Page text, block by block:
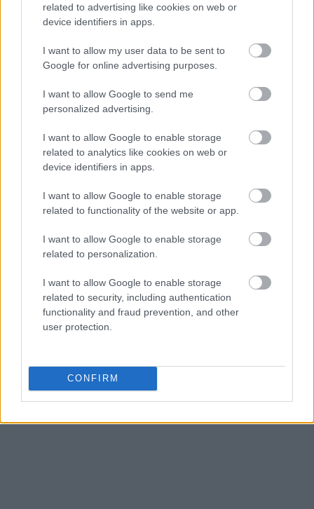
related to advertising like cookies on web or
device identifiers in apps.
I want to allow my user data to be sent to
Google for online advertising purposes.
I want to allow Google to send me
personalized advertising.
I want to allow Google to enable storage
related to analytics like cookies on web or
device identifiers in apps.
I want to allow Google to enable storage
related to functionality of the website or app.
I want to allow Google to enable storage
related to personalization.
I want to allow Google to enable storage
related to security, including authentication
functionality and fraud prevention, and other
user protection.
CONFIRM
Το αίτημά μας είναι θεμιτό: ζητάμε το τέλος
του πολέμου, την άρση του αποκλεισμού και της
πειρατείας (των ΗΠΑ) και την αποδέσμευση των
ιρανικών κεφαλαίων που έχουν παγώσει
αμερικανικών πιέσεων», δήλωσε ο εκπρόσωπος
του υπουργείου Εξωτερικών Εσμαΐλ Μπαγαεΐ. «Η
ασφαλής διέλευση μέσω των Στενών του Ορμούζ
και η ασφάλεια στην περιοχή και τον Λίβανο ήταν
τα άλλα αιτήματα του Ιράν, που θεωρούνται
γενναιόδωρη και υπεύθυνη προσφορά»,
πρόσθεσε.
Παρά τις επαφές των τελευταίων ημερών, οι δύο
συμφωνία, κυρίως ως προς το μέλλον του
πυρηνικού προγράμματος του Ιράν.